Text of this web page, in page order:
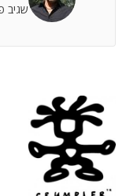
שגיב